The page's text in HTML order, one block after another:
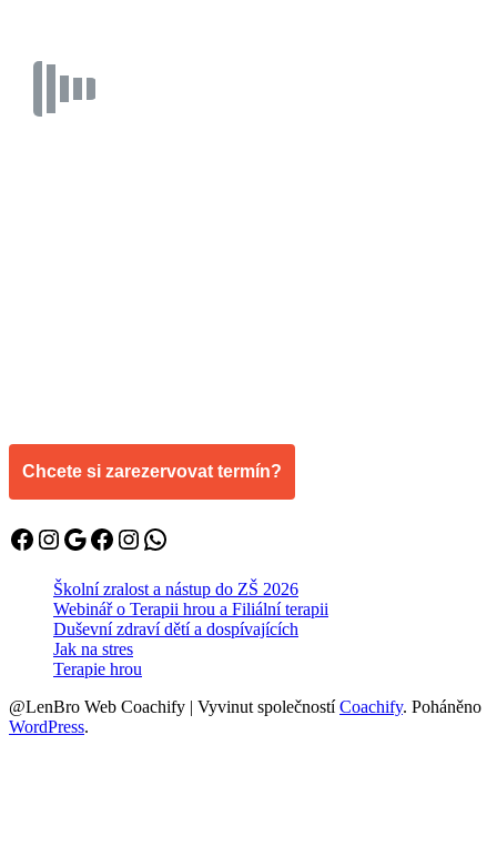
Chcete si zarezervovat termín?
Facebook
Instagram
Google
Facebook
Instagram
WhatsApp
Školní zralost a nástup do ZŠ 2026
Webinář o Terapii hrou a Filiální terapii
Duševní zdraví dětí a dospívajících
Jak na stres
Terapie hrou
@LenBro Web Coachify | Vyvinut společnostíCoachify. Poháněno
WordPress.